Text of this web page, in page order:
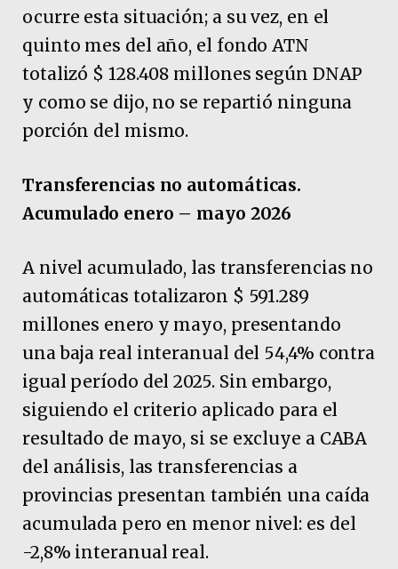
ocurre esta situación; a su vez, en el
quinto mes del año, el fondo ATN
totalizó $ 128.408 millones según DNAP
y como se dijo, no se repartió ninguna
porción del mismo.
Transferencias no automáticas.
Acumulado enero – mayo 2026
A nivel acumulado, las transferencias no
automáticas totalizaron $ 591.289
millones enero y mayo, presentando
una baja real interanual del 54,4% contra
igual período del 2025. Sin embargo,
siguiendo el criterio aplicado para el
resultado de mayo, si se excluye a CABA
del análisis, las transferencias a
provincias presentan también una caída
acumulada pero en menor nivel: es del
-2,8% interanual real.